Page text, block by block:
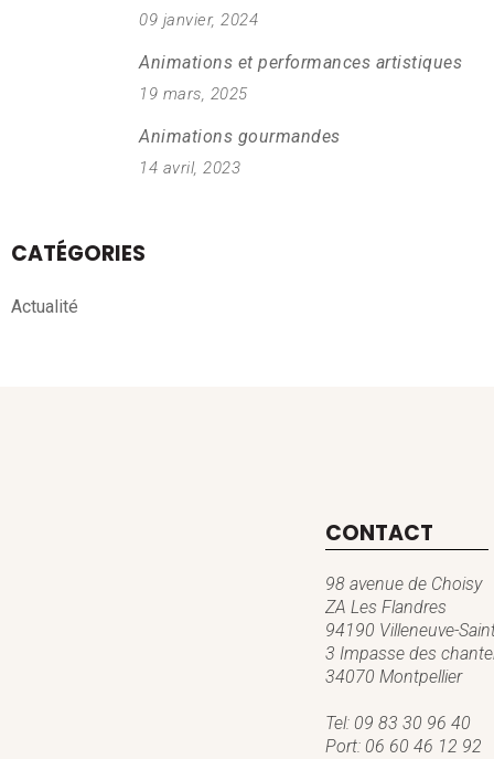
09 janvier, 2024
Animations et performances artistiques
19 mars, 2025
Animations gourmandes
14 avril, 2023
CATÉGORIES
Actualité
CONTACT
98 avenue de Choisy
ZA Les Flandres
94190 Villeneuve-
3 Impasse des
34070 Montpellier
Tel: 09 83 30 96 40
Port: 06 60 46 12 92